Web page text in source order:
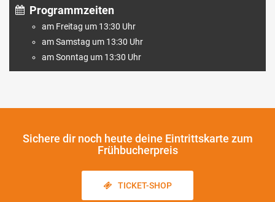
Programmzeiten
am Freitag um 13:30 Uhr
am Samstag um 13:30 Uhr
am Sonntag um 13:30 Uhr
Sichere dir noch heute deine Eintrittskarte zum
Frühbucherpreis
TICKET-SHOP